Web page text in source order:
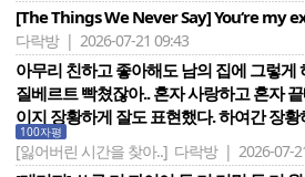
[The Things We Never Say] You‘re my
다락방 | 2026-07-21 09:43
아무리 친하고 좋아해도 남의 집에 그렇게
질베르트 빡쳤잖아.. 혼자 사랑하고 혼자
이지 장황하게 잘도 표현했다. 하여간 장
100자평
[잃어버린 시간을 찾아..] 다락방 | 2026-07-